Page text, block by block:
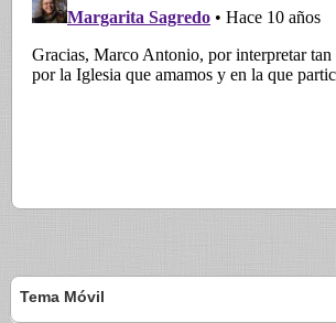
Tema Móvil